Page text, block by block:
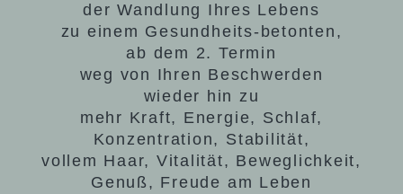
der Wandlung Ihres Lebens
zu einem Gesundheits-betonten,
ab dem 2. Termin
weg von Ihren Beschwerden
wieder hin zu
mehr Kraft, Energie, Schlaf,
Konzentration, Stabilität,
vollem Haar, Vitalität, Beweglichkeit,
Genuß, Freude am Leben